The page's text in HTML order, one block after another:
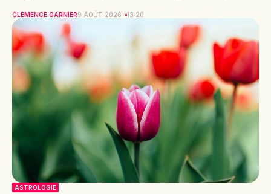
CLÉMENCE GARNIER9 AOÛT 2026 13:20
ASTROLOGIE